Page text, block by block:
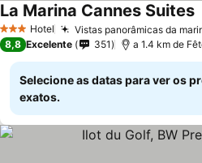
3 EstrelasHotel Vistas panorâmicas da
La Marina Cannes Suites
8,8 Excelente 351 a 1.4 km de
Selecione as datas para ver os
exatos.